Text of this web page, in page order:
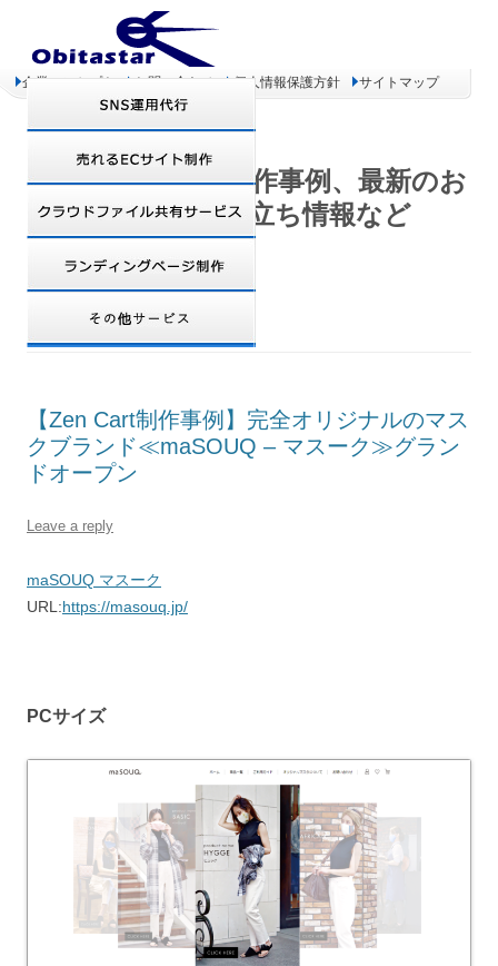
企業コンセプト お問い合わせ 個人情報保護方針 サイトマップ
オビタスター 制作事例、最新のお
得情報、お役立ち情報など
TAG ARCHIVES:自社サーバー
【Zen Cart制作事例】完全オリジナルのマス
クブランド≪maSOUQ – マスーク≫グラン
ドオープン
Leave a reply
maSOUQ マスーク
URL:https://masouq.jp/
PCサイズ